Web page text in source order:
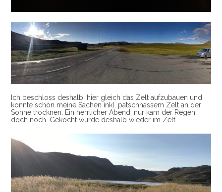
Ich beschloss deshalb, hier gleich das Zelt aufzubauen und
konnte schön meine Sachen inkl. patschnassem Zelt an der
Sonne trocknen. Ein herrlicher Abend, nur kam der Regen
doch noch. Gekocht wurde deshalb wieder im Zelt.